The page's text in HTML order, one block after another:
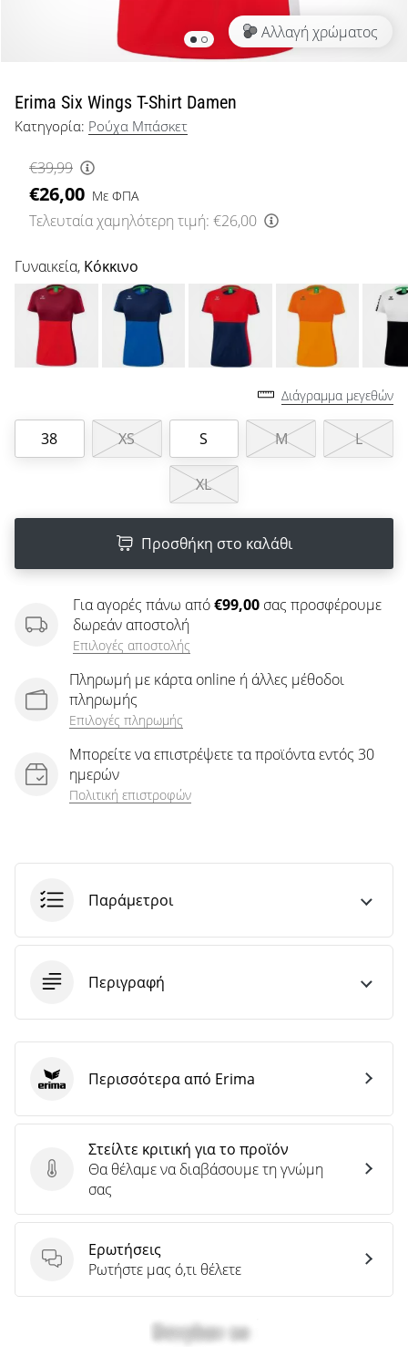
μπάσκετ
όπως
εμείς;
μαζί
μας
ως
πρεσβευτής
μάρκας
μας.
Εμφάνιση
άρθρων
Αλλαγή χρώματος
Erima Six Wings T-Shirt Damen
Κατηγορία: Ρούχα Μπάσκετ
€39,99
€26,00 Με ΦΠΑ
Τελευταία χαμηλότερη τιμή: €26,00
Γυναικεία, Κόκκινο
Διάγραμμα μεγεθών
38 XS S M L
XL
Προσθήκη στο καλάθι
Για αγορές πάνω από€99,00 σας προσφέρουμε
δωρεάν αποστολή
Επιλογές αποστολής
Πληρωμή με κάρτα online ή άλλες μέθοδοι
πληρωμής
Επιλογές πληρωμής
Μπορείτε να επιστρέψετε τα προϊόντα εντός 30
ημερών
Πολιτική επιστροφών
Παράμετροι
Περιγραφή
Στείλτε κριτική για το προϊόν
Στείλτε κριτική για το προϊόν
Θα θέλαμε να διαβάσουμε τη γνώμη
σας
Ερωτήσεις
Ερωτήσεις
Ρωτήστε μας ό,τι θέλετε
Erima Περισσότερα από Erima